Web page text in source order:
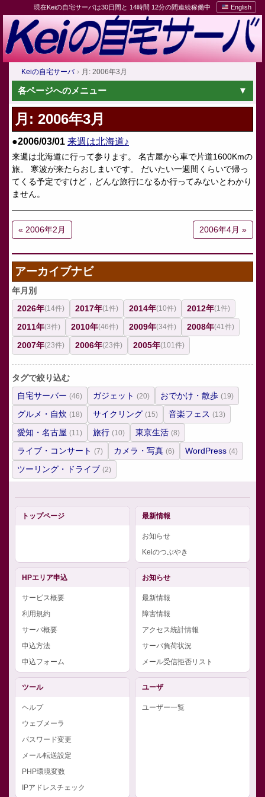
現在Keiの自宅サーバは30日間と 14時間 12分の間連続稼働中 English
Keiの自宅サーバ 月: 2006年3月
各ページへのメニュー
月: 2006年3月
●2006/03/01 来週は北海道♪
来週は北海道に行って参ります。 名古屋から車で片道1600Kmの
旅。 寒波が来たらおしまいです。 だいたい一週間くらいで帰っ
てくる予定ですけど，どんな旅行になるか行ってみないとわかり
ません。
« 2006年2月 2006年4月 »
アーカイブナビ
年月別
2026年(14件) 2017年(1件) 2014年(10件) 2012年(1件)
2011年(3件) 2010年(46件) 2009年(34件) 2008年(41件)
2007年(23件) 2006年(23件) 2005年(101件)
タグで絞り込む
自宅サーバー (46) ガジェット (20) おでかけ・散歩 (19)
グルメ・自炊 (18) サイクリング (15) 音楽フェス (13)
愛知・名古屋 (11) 旅行 (10) 東京生活 (8)
ライブ・コンサート (7) カメラ・写真 (6) WordPress (4)
ツーリング・ドライブ (2)
トップページ 最新情報
お知らせ
Keiのつぶやき
HPエリア申込
サービス概要
利用規約
サーバ概要
申込方法
申込フォーム
お知らせ
最新情報
障害情報
アクセス統計情報
サーバ負荷状況
メール受信拒否リスト
ツール
ヘルプ
ウェブメーラ
パスワード変更
メール転送設定
PHP環境変数
IPアドレスチェック
ユーザ
ユーザー一覧